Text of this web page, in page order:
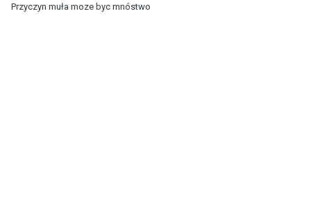
Przyczyn muła moze byc mnóstwo